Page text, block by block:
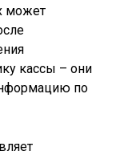
может
кассы – они
по